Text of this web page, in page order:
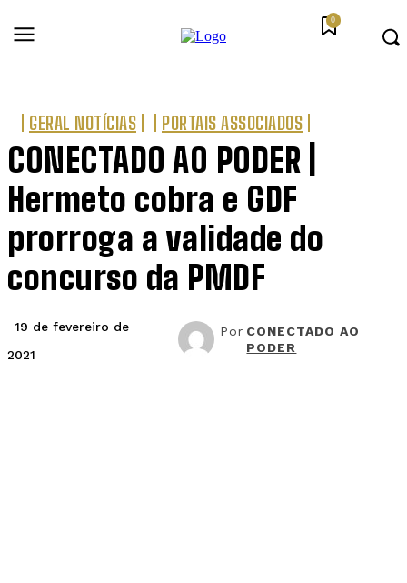
0
GERAL NOTÍCIAS PORTAIS ASSOCIADOS
CONECTADO AO PODER |
Hermeto cobra e GDF
prorroga a validade do
concurso da PMDF
19 de fevereiro de
2021
Por CONECTADO AO
PODER